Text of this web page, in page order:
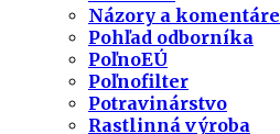
Názory a komentáre
Pohľad odborníka
PoľnoEÚ
Poľnofilter
Potravinárstvo
Rastlinná výroba